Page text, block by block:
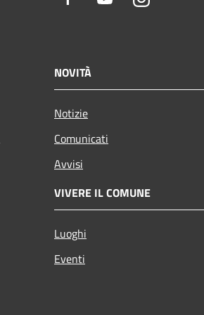
NOVITÀ
Notizie
Comunicati
Avvisi
VIVERE IL COMUNE
Luoghi
Eventi